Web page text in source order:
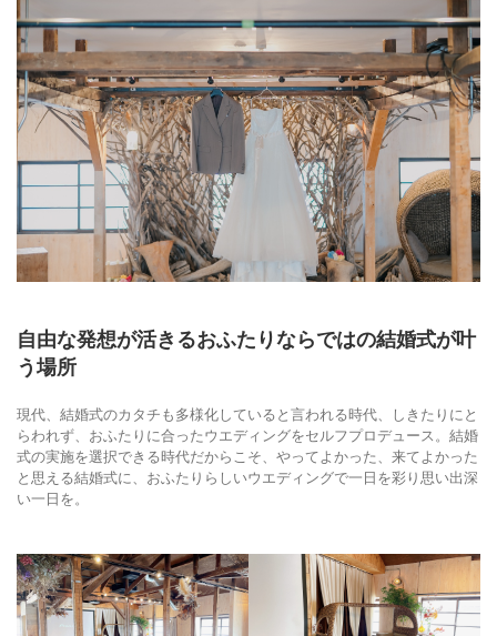
自由な発想が活きるおふたりならではの結婚式が叶
う場所
現代、結婚式のカタチも多様化していると言われる時代、しきたりにと
らわれず、おふたりに合ったウエディングをセルフプロデュース。結婚
式の実施を選択できる時代だからこそ、やってよかった、来てよかった
と思える結婚式に、おふたりらしいウエディングで一日を彩り思い出深
い一日を。